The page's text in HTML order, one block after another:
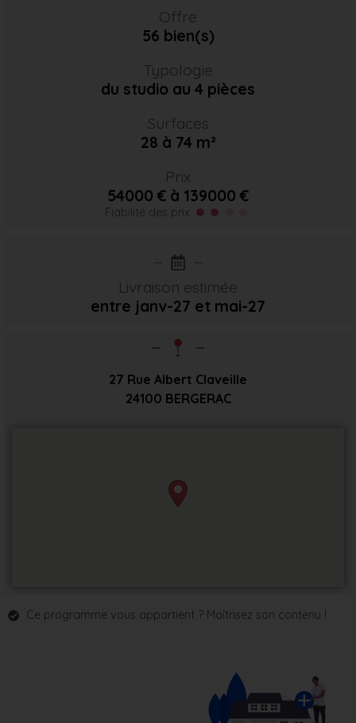
Offre
56 bien(s)
Typologie
du studio au 4 pièces
Surfaces
28 à 74 m²
Prix
54000 € à 139000 €
Fiabilité des prix
Livraison estimée
entre janv-27 et mai-27
27 Rue Albert Claveille
24100 BERGERAC
Ce programme vous appartient ? Maîtrisez son contenu !